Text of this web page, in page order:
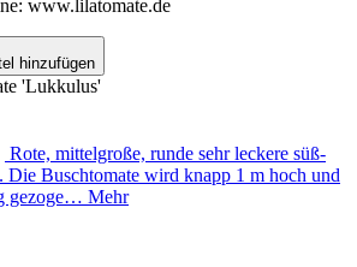
www.lilatomate.de
hinzufügen
'Lukkulus'
Rote, mittelgroße, runde sehr leckere süß-
Die Buschtomate wird knapp 1 m hoch und
gezoge… Mehr